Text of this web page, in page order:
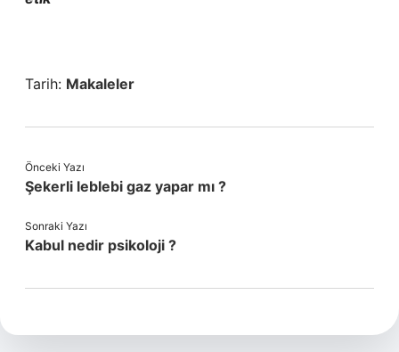
Tarih: Makaleler
Önceki Yazı
Şekerli leblebi gaz yapar mı ?
Sonraki Yazı
Kabul nedir psikoloji ?